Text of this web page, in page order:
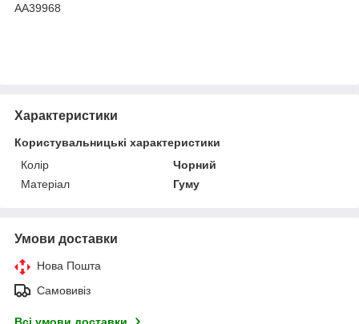
AA39968
Характеристики
Користувальницькі характеристики
Колір
Чорний
Матеріал
Гуму
Умови доставки
Нова Пошта
Самовивіз
Всі умови доставки